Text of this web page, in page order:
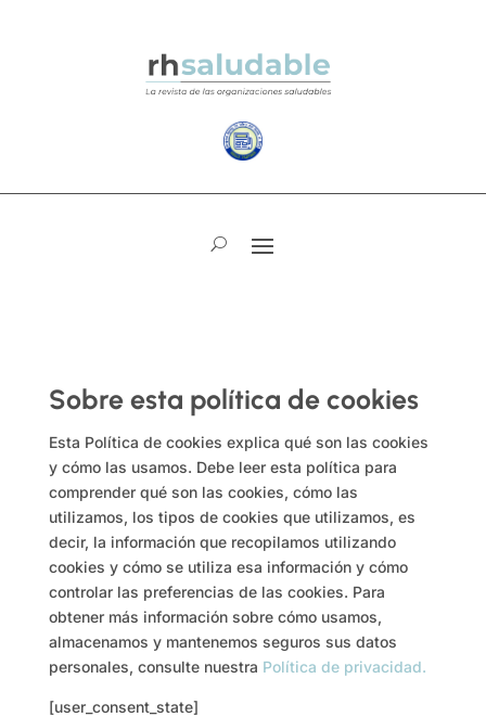
Sobre esta política de cookies
Esta Política de cookies explica qué son las cookies
y cómo las usamos. Debe leer esta política para
comprender qué son las cookies, cómo las
utilizamos, los tipos de cookies que utilizamos, es
decir, la información que recopilamos utilizando
cookies y cómo se utiliza esa información y cómo
controlar las preferencias de las cookies. Para
obtener más información sobre cómo usamos,
almacenamos y mantenemos seguros sus datos
personales, consulte nuestra Política de privacidad.
[user_consent_state]